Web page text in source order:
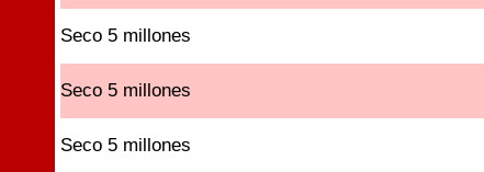
Seco 5 millones
Seco 5 millones
Seco 5 millones